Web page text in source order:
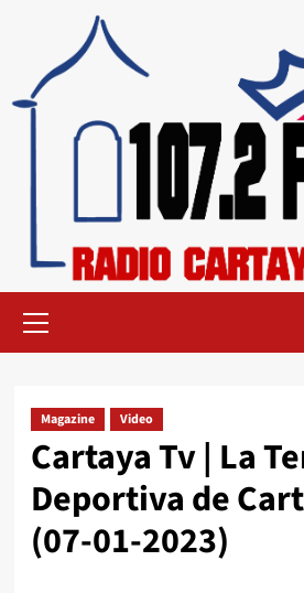
Magazine Video
Cartaya Tv | La
Deportiva de
(07-01-2023)